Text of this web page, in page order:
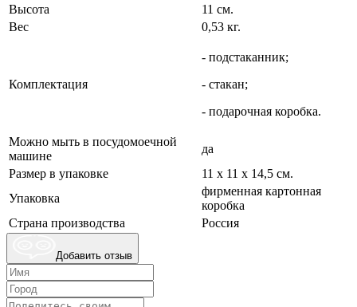
Высота
11 см.
Вес
0,53 кг.
Комплектация
- подстаканник;
- стакан;
- подарочная коробка.
Можно мыть в посудомоечной
машине
да
Размер в упаковке
11 х 11 х 14,5 см.
Упаковка
фирменная картонная
коробка
Страна производства
Россия
Добавить отзыв